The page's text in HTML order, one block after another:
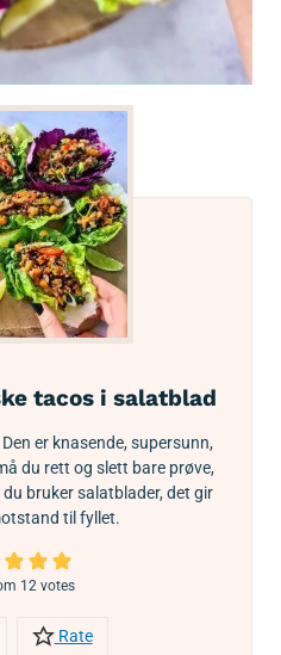
asiatisk knasende fyll
tacos i salatblad
er knasende, supersunn,
du rett og slett bare prøve,
bruker salatblader, det gir
til fyllet.
12 votes
Rate